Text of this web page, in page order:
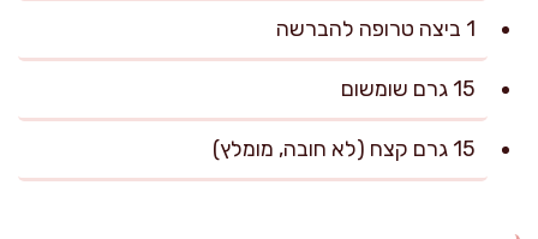
1 ביצה טרופה להברשה
15 גרם שומשום
15 גרם קצח (לא חובה, מומלץ)